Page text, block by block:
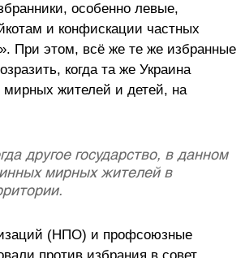
особенно левые,
и конфискации частных
При этом, всё же те же избранные
когда та же Украина
мирных жителей и детей, на
другое государство, в данном
мирных жителей в
(НПО) и профсоюзные